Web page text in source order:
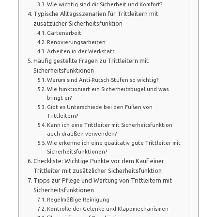
Wie wichtig sind dir Sicherheit und Komfort?
Typische Alltagsszenarien für Trittleitern mit
zusätzlicher Sicherheitsfunktion
Gartenarbeit
Renovierungsarbeiten
Arbeiten in der Werkstatt
Häufig gestellte Fragen zu Trittleitern mit
Sicherheitsfunktionen
Warum sind Anti-Rutsch-Stufen so wichtig?
Wie funktioniert ein Sicherheitsbügel und was
bringt er?
Gibt es Unterschiede bei den Füßen von
Trittleitern?
Kann ich eine Trittleiter mit Sicherheitsfunktion
auch draußen verwenden?
Wie erkenne ich eine qualitativ gute Trittleiter mit
Sicherheitsfunktionen?
Checkliste: Wichtige Punkte vor dem Kauf einer
Trittleiter mit zusätzlicher Sicherheitsfunktion
Tipps zur Pflege und Wartung von Trittleitern mit
Sicherheitsfunktionen
Regelmäßige Reinigung
Kontrolle der Gelenke und Klappmechanismen